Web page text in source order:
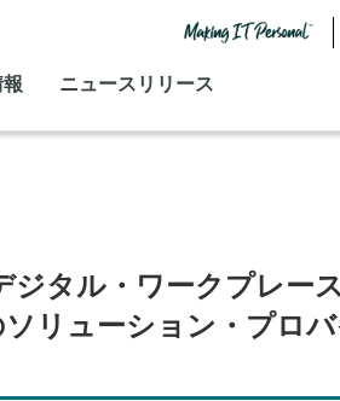
ニュースリリース
ジタル・ワークプレー
リューション・プロバ